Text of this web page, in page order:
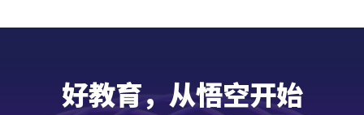
好教育，从悟空开始